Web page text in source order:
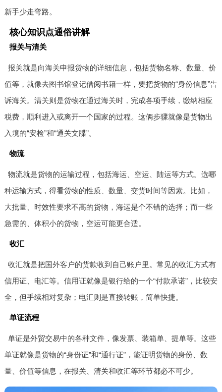
新手少走弯路。
核心知识点通俗讲解
报关与清关
报关就是向海关申报货物的详细信息，包括货物名称、数量、价
值等，就像去图书馆登记借阅书籍一样，要把货物的“身份信息”告
诉海关。清关则是货物在通过海关时，完成各项手续，缴纳相应
税费，顺利进入或离开一个国家的过程。这俩步骤就像是货物出
入境的“安检”和“通关文牒”。
物流
物流就是货物的运输过程，包括海运、空运、陆运等方式。选哪
种运输方式，得看货物的性质、数量、交货时间等因素。比如，
大批量、时效性要求不高的货物，海运是个不错的选择；而一些
急需的、体积小的货物，空运可能更合适。
收汇
收汇就是把国外客户的货款收到自己账户里。常见的收汇方式有
信用证、电汇等。信用证就像是银行给的一个“付款承诺”，比较安
全，但手续相对复杂；电汇则是直接转账，简单快捷。
单证流程
单证是外贸交易中的各种文件，像发票、装箱单、提单等。这些
单证就像是货物的“身份证”和“通行证”，能证明货物的身份、数
量、价值等信息，在报关、清关和收汇等环节都必不可少。